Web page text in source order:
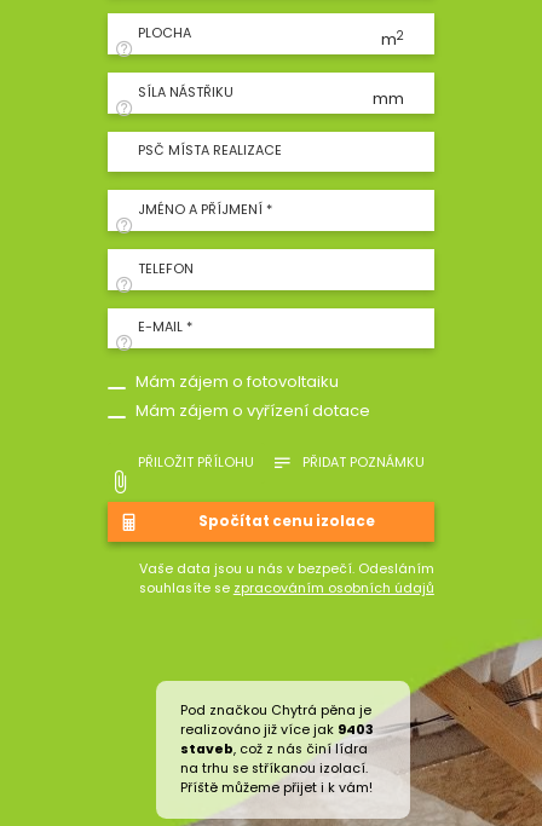
PLOCHA m2
SÍLA NÁSTŘIKU mm
PSČ MÍSTA REALIZACE
JMÉNO A PŘÍJMENÍ *
TELEFON
E-MAIL *
Mám zájem o fotovoltaiku
Mám zájem o vyřízení dotace
PŘILOŽIT PŘÍLOHU PŘIDAT POZNÁMKU
Vaše data jsou u nás v bezpečí. Odesláním
souhlasíte se zpracováním osobních údajů
Pod značkou Chytrá pěna je
realizováno již více jak 9403
staveb, což z nás činí lídra
na trhu se stříkanou izolací.
Příště můžeme přijet i k vám!